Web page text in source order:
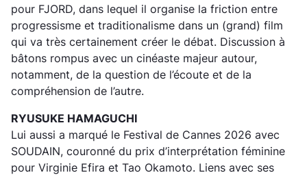
pour FJORD, dans lequel il organise la friction entre
progressisme et traditionalisme dans un (grand) film
qui va très certainement créer le débat. Discussion à
bâtons rompus avec un cinéaste majeur autour,
notamment, de la question de l’écoute et de la
compréhension de l’autre.
RYUSUKE HAMAGUCHI
Lui aussi a marqué le Festival de Cannes 2026 avec
SOUDAIN, couronné du prix d’interprétation féminine
pour Virginie Efira et Tao Okamoto. Liens avec ses